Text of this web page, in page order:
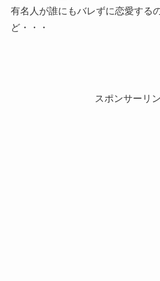
有名人が誰にもバレずに恋愛する
ど・・・
スポンサーリ